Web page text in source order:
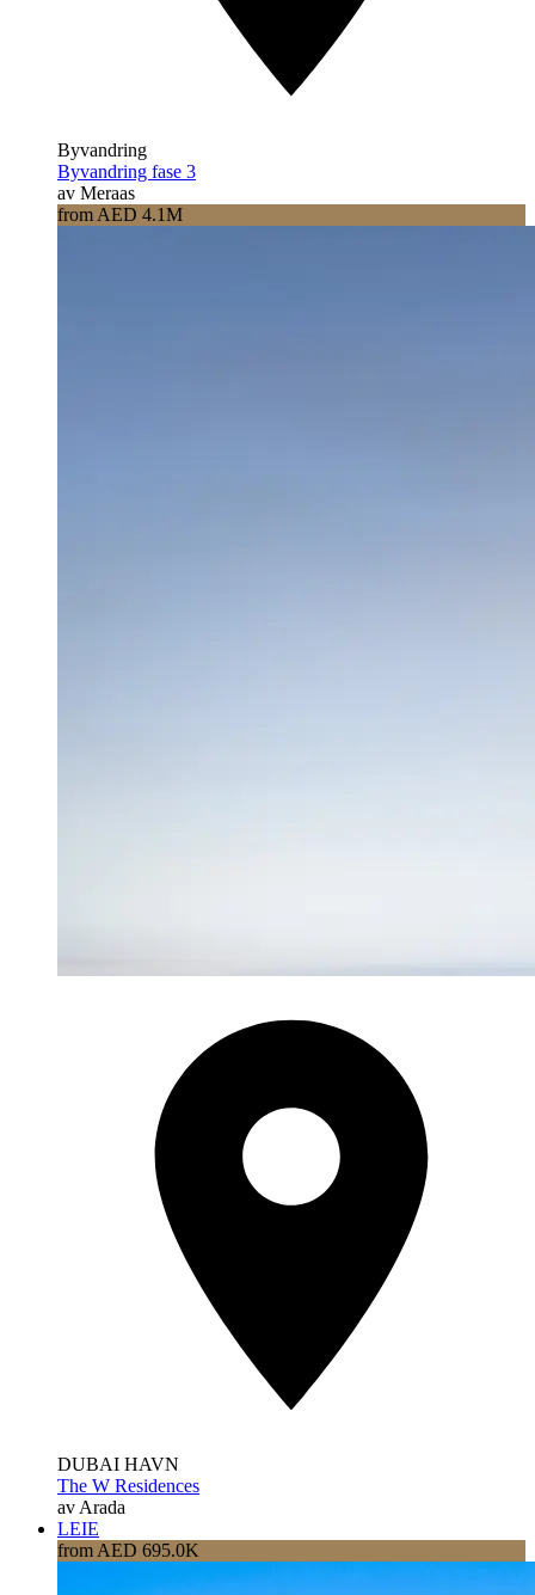
Byvandring
Byvandring fase 3
av Meraas
from AED 4.1M
DUBAI HAVN
The W Residences
av Arada
LEIE
from AED 695.0K